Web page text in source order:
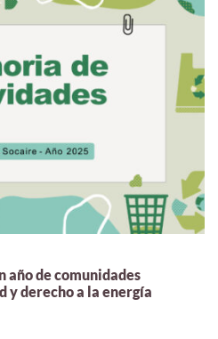
año de comunidades
y derecho a la energía